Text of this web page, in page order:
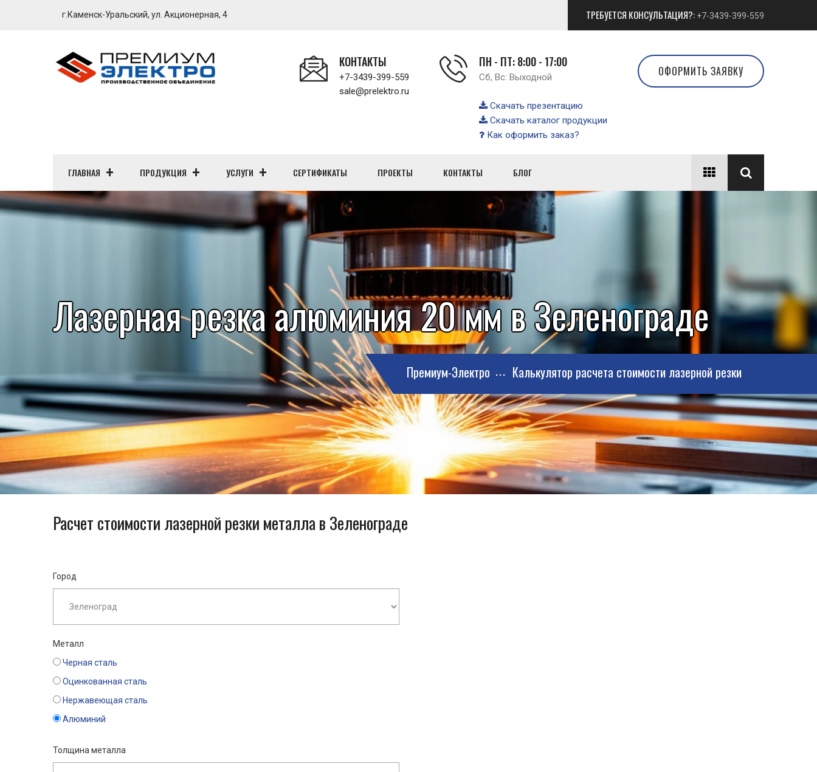
г.Каменск-Уральский, ул. Акционерная, 4 ТРЕБУЕТСЯ КОНСУЛЬТАЦИЯ?: +7-3439-399-559
КОНТАКТЫ
+7-3439-399-559
sale@prelektro.ru
ПН - ПТ: 8:00 - 17:00
Сб, Вс: Выходной
Скачать презентацию
Скачать каталог продукции
Как оформить заказ?
ОФОРМИТЬ ЗАЯВКУ
ГЛАВНАЯ ПРОДУКЦИЯ УСЛУГИ СЕРТИФИКАТЫ ПРОЕКТЫ КОНТАКТЫ БЛОГ
Лазерная резка алюминия 20 мм в Зеленограде
Премиум-Электро Калькулятор расчета стоимости лазерной резки
Расчет стоимости лазерной резки металла в Зеленограде
Город
Металл
Черная сталь
Оцинкованная сталь
Нержавеющая сталь
Алюминий
Толщина металла